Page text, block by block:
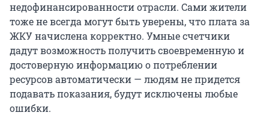
недофинансированности отрасли. Сами жители
тоже не всегда могут быть уверены, что плата за
ЖКУ начислена корректно. Умные счетчики
дадут возможность получить своевременную и
достоверную информацию о потреблении
ресурсов автоматически — людям не придется
подавать показания, будут исключены любые
ошибки.